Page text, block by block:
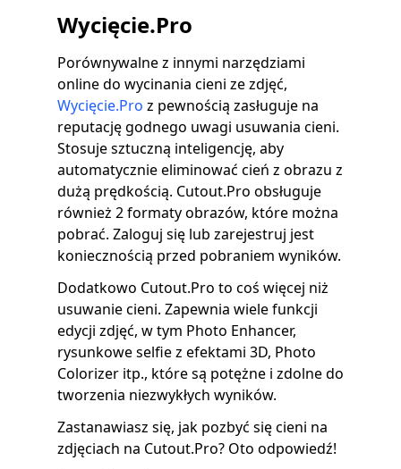
Wycięcie.Pro
Porównywalne z innymi narzędziami
online do wycinania cieni ze zdjęć,
Wycięcie.Pro z pewnością zasługuje na
reputację godnego uwagi usuwania cieni.
Stosuje sztuczną inteligencję, aby
automatycznie eliminować cień z obrazu z
dużą prędkością. Cutout.Pro obsługuje
również 2 formaty obrazów, które można
pobrać. Zaloguj się lub zarejestruj jest
koniecznością przed pobraniem wyników.
Dodatkowo Cutout.Pro to coś więcej niż
usuwanie cieni. Zapewnia wiele funkcji
edycji zdjęć, w tym Photo Enhancer,
rysunkowe selfie z efektami 3D, Photo
Colorizer itp., które są potężne i zdolne do
tworzenia niezwykłych wyników.
Zastanawiasz się, jak pozbyć się cieni na
zdjęciach na Cutout.Pro? Oto odpowiedź!